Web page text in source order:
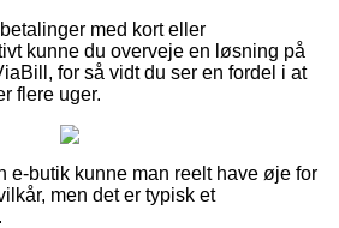
med kort eller
kunne du overveje en løsning på
for så vidt du ser en fordel i at
flere uger.
e-butik kunne man reelt have øje for
men det er typisk et